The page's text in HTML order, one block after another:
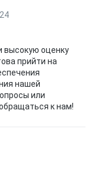
высокую оценку
прийти на
нашей
или
к нам!